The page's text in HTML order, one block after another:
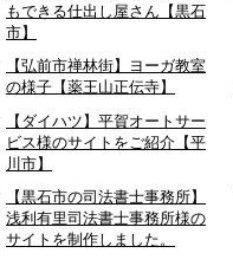
もできる仕出し屋さん【黒石
市】
【弘前市禅林街】ヨーガ教室
の様子【薬王山正伝寺】
【ダイハツ】平賀オートサー
ビス様のサイトをご紹介【平
川市】
【黒石市の司法書士事務所】
浅利有里司法書士事務所様の
サイトを制作しました。